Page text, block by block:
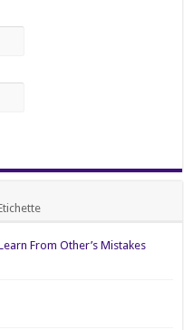
From Other’s Mistakes